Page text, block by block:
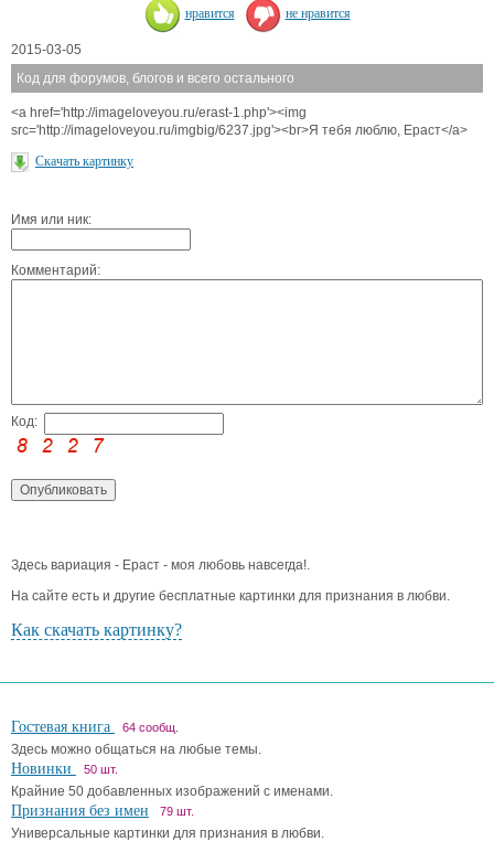
нравится не нравится
2015-03-05
Код для форумов, блогов и всего остального
<a href='http://imageloveyou.ru/erast-1.php'><img
src='http://imageloveyou.ru/imgbig/6237.jpg'><br>Я тебя люблю, Ераст</a>
Скачать картинку
Имя или ник:
Комментарий:
Код:
Здесь вариация - Ераст - моя любовь навсегда!.
На сайте есть и другие бесплатные картинки для признания в любви.
Как скачать картинку?
Гостевая книга 64 сообщ.
Здесь можно общаться на любые темы.
Новинки 50 шт.
Крайние 50 добавленных изображений с именами.
Признания без имен 79 шт.
Универсальные картинки для признания в любви.